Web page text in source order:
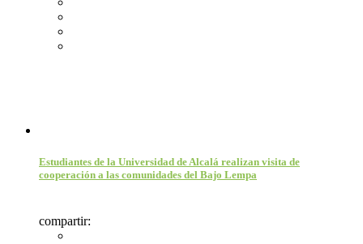
Estudiantes de la Universidad de Alcalá realizan visita de
cooperación a las comunidades del Bajo Lempa
compartir: